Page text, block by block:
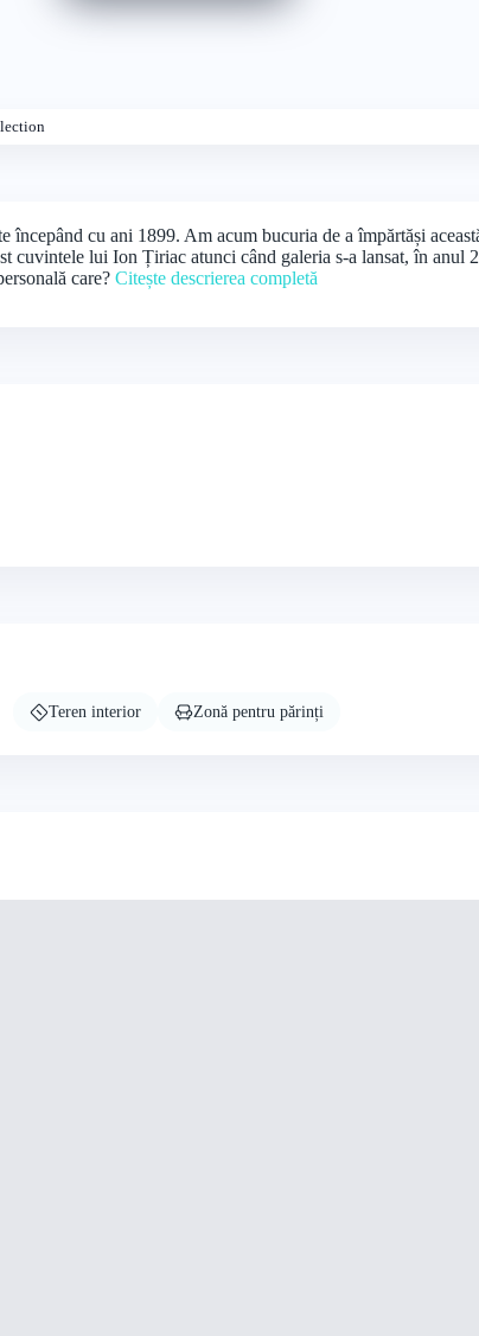
cu ani 1899. Am acum bucuria de a împărtăși
cuvintele lui Ion Țiriac atunci când galeria s-a lansat, în
care? Citește descrierea completă
Teren interior Zonă pentru părinți